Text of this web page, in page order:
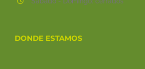
DONDE ESTAMOS